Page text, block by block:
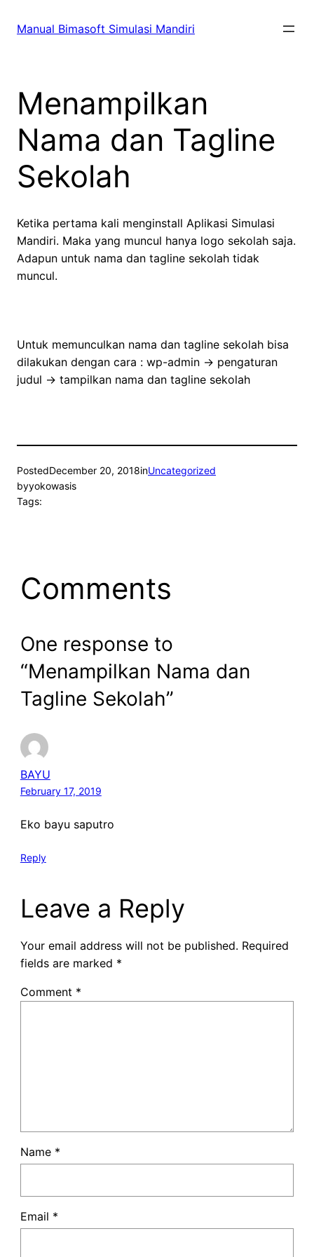
Manual Bimasoft Simulasi Mandiri
Menampilkan
Nama dan Tagline
Sekolah
Ketika pertama kali menginstall Aplikasi Simulasi
Mandiri. Maka yang muncul hanya logo sekolah saja.
Adapun untuk nama dan tagline sekolah tidak
muncul.
Untuk memunculkan nama dan tagline sekolah bisa
dilakukan dengan cara : wp-admin -> pengaturan
judul -> tampilkan nama dan tagline sekolah
PostedDecember 20, 2018inUncategorized
byyokowasis
Tags:
Comments
One response to
“Menampilkan Nama dan
Tagline Sekolah”
BAYU
February 17, 2019
Eko bayu saputro
Reply
Leave a Reply
Your email address will not be published. Required
fields are marked *
Comment *
Name *
Email *